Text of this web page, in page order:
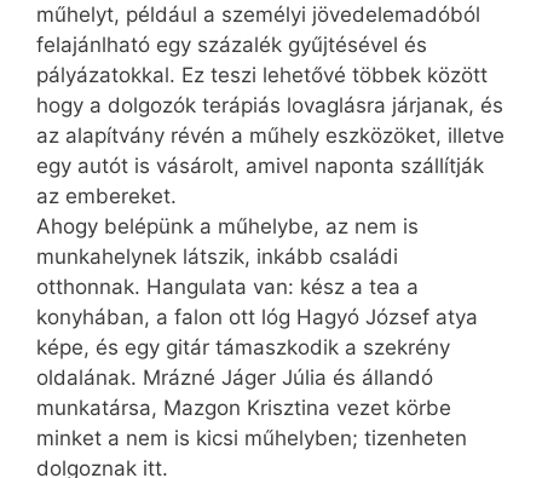
műhelyt, például a személyi jövedelemadóból
felajánlható egy százalék gyűjtésével és
pályázatokkal. Ez teszi lehetővé többek között
hogy a dolgozók terápiás lovaglásra járjanak, és
az alapítvány révén a műhely eszközöket, illetve
egy autót is vásárolt, amivel naponta szállítják
az embereket.
Ahogy belépünk a műhelybe, az nem is
munkahelynek látszik, inkább családi
otthonnak. Hangulata van: kész a tea a
konyhában, a falon ott lóg Hagyó József atya
képe, és egy gitár támaszkodik a szekrény
oldalának. Mrázné Jáger Júlia és állandó
munkatársa, Mazgon Krisztina vezet körbe
minket a nem is kicsi műhelyben; tizenheten
dolgoznak itt.